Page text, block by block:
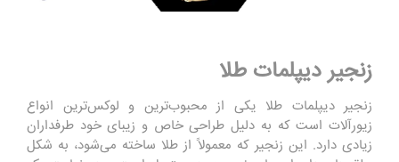
زنجیر دیپلمات طلا
زنجیر دیپلمات طلا یکی از محبوب‌ترین و لوکس‌ترین انواع
زیورآلات است که به دلیل طراحی خاص و زیبای خود طرفداران
زیادی دارد. این زنجیر که معمولاً از طلا ساخته می‌شود، به شکل